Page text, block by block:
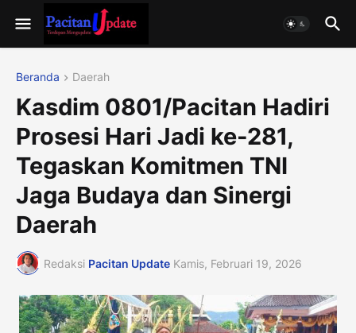
Beranda Daerah
Kasdim 0801/Pacitan Hadiri
Prosesi Hari Jadi ke-281,
Tegaskan Komitmen TNI
Jaga Budaya dan Sinergi
Daerah
Redaksi Pacitan Update Kamis, Februari 19, 2026